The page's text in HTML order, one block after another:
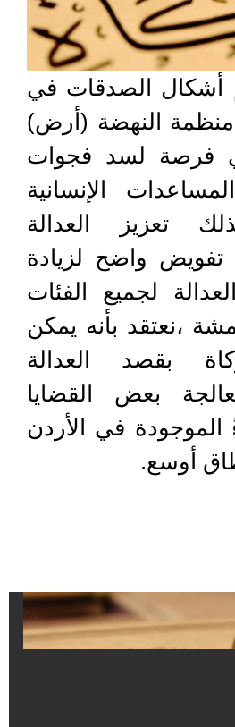
أشكال الصدقات في
منظمة النهضة (أرض)
فرصة لسد فجوات
الإنسانية
تعزيز العدالة
تفويض واضح لزيادة
لجميع الفئات
،نعتقد بأنه يمكن
بقصد العدالة
بعض القضايا
الموجودة في الأردن
أوسع.